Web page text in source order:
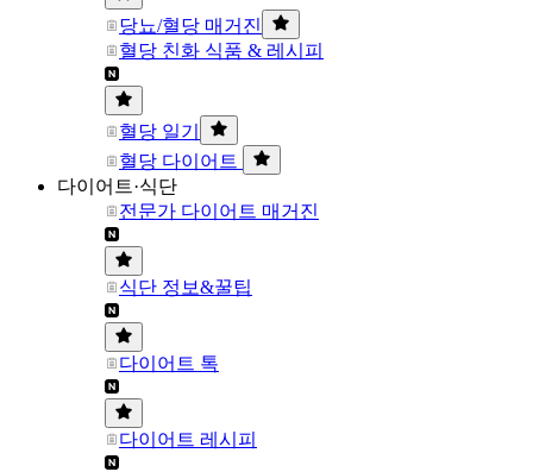
당뇨/혈당 매거진
혈당 친화 식품 & 레시피
혈당 일기
혈당 다이어트
다이어트·식단
전문가 다이어트 매거진
식단 정보&꿀팁
다이어트 톡
다이어트 레시피